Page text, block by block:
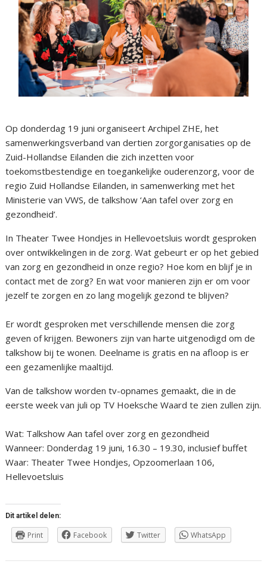
Op donderdag 19 juni organiseert Archipel ZHE, het
samenwerkingsverband van dertien zorgorganisaties op de
Zuid-Hollandse Eilanden die zich inzetten voor
toekomstbestendige en toegankelijke ouderenzorg, voor de
regio Zuid Hollandse Eilanden, in samenwerking met het
Ministerie van VWS, de talkshow ‘Aan tafel over zorg en
gezondheid’.
In Theater Twee Hondjes in Hellevoetsluis wordt gesproken
over ontwikkelingen in de zorg. Wat gebeurt er op het gebied
van zorg en gezondheid in onze regio? Hoe kom en blijf je in
contact met de zorg? En wat voor manieren zijn er om voor
jezelf te zorgen en zo lang mogelijk gezond te blijven?
Er wordt gesproken met verschillende mensen die zorg
geven of krijgen. Bewoners zijn van harte uitgenodigd om de
talkshow bij te wonen. Deelname is gratis en na afloop is er
een gezamenlijke maaltijd.
Van de talkshow worden tv-opnames gemaakt, die in de
eerste week van juli op TV Hoeksche Waard te zien zullen zijn.
Wat: Talkshow Aan tafel over zorg en gezondheid
Wanneer: Donderdag 19 juni, 16.30 – 19.30, inclusief buffet
Waar: Theater Twee Hondjes, Opzoomerlaan 106,
Hellevoetsluis
Dit artikel delen:
Print Facebook Twitter WhatsApp